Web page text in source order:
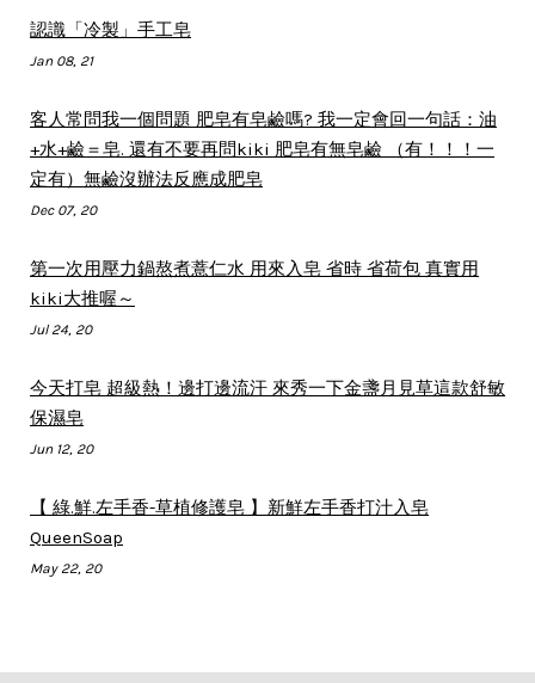
認識「冷製」手工皂
Jan 08, 21
客人常問我一個問題 肥皂有皂鹼嗎? 我一定會回一句話：油
+水+鹼＝皂. 還有不要再問kiki 肥皂有無皂鹼 （有！！！一
定有）無鹼沒辦法反應成肥皂
Dec 07, 20
第一次用壓力鍋熬煮薏仁水 用來入皂 省時 省荷包 真實用
kiki大推喔～
Jul 24, 20
今天打皂 超級熱！邊打邊流汗 來秀一下金盞月見草這款舒敏
保濕皂
Jun 12, 20
【 綠.鮮.左手香-草植修護皂 】新鮮左手香打汁入皂
QueenSoap
May 22, 20